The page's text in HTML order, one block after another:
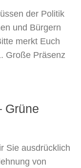
der Politik
und Bürgern
merkt Euch
Große Präsenz
Grüne
Sie ausdrücklich
von